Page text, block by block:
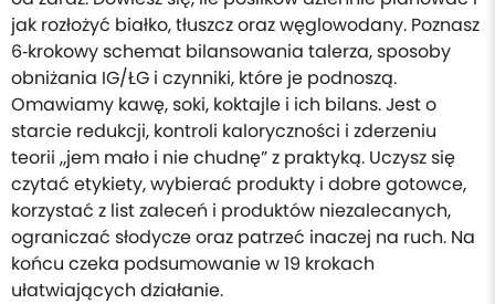
jak rozłożyć białko, tłuszcz oraz węglowodany. Poznasz
6‑krokowy schemat bilansowania talerza, sposoby
obniżania IG/ŁG i czynniki, które je podnoszą.
Omawiamy kawę, soki, koktajle i ich bilans. Jest o
starcie redukcji, kontroli kaloryczności i zderzeniu
teorii „jem mało i nie chudnę” z praktyką. Uczysz się
czytać etykiety, wybierać produkty i dobre gotowce,
korzystać z list zaleceń i produktów niezalecanych,
ograniczać słodycze oraz patrzeć inaczej na ruch. Na
końcu czeka podsumowanie w 19 krokach
ułatwiających działanie.